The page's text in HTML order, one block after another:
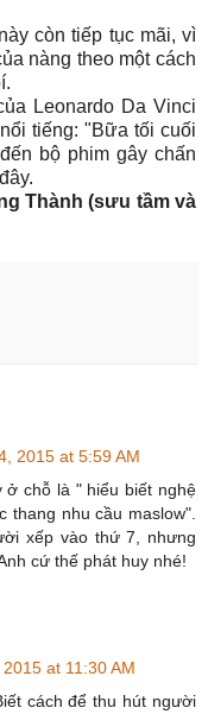
còn tiếp tục mãi, vì
nàng theo một cách
Leonardo Da Vinci
tiếng: "Bữa tối cuối
bộ phim gây chấn
Thành (sưu tầm và
2015 at 5:59 AM
ở chỗ là " hiểu biết nghệ
thang nhu cầu maslow".
xếp vào thứ 7, nhưng
cứ thế phát huy nhé!
at 11:30 AM
cách để thu hút người